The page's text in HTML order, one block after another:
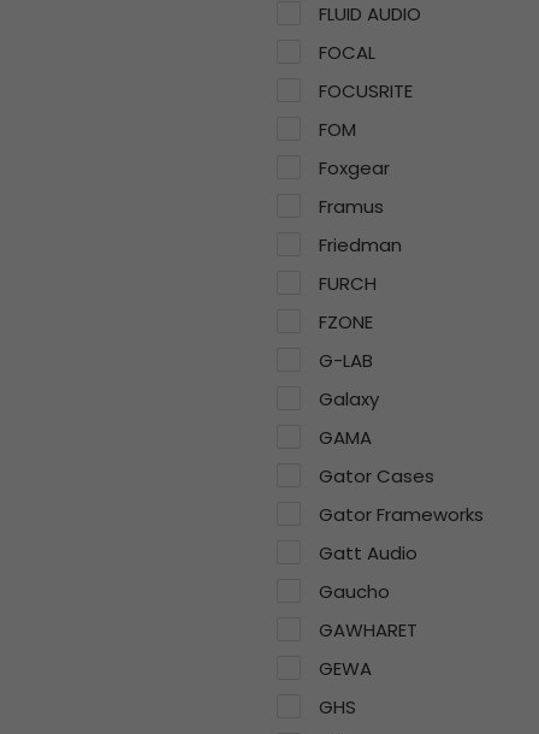
FLUID AUDIO
FOCAL
FOCUSRITE
FOM
Foxgear
Framus
Friedman
FURCH
FZONE
G-LAB
Galaxy
GAMA
Gator Cases
Gator Frameworks
Gatt Audio
Gaucho
GAWHARET
GEWA
GHS